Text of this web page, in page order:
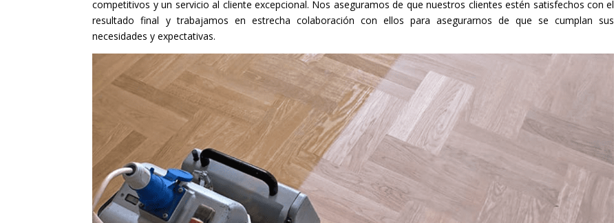
competitivos y un servicio al cliente excepcional. Nos aseguramos de que nuestros clientes estén satisfechos con el
resultado final y trabajamos en estrecha colaboración con ellos para asegurarnos de que se cumplan sus
necesidades y expectativas.